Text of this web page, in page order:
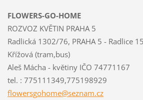
FLOWERS-GO-HOME
ROZVOZ KVĚTIN PRAHA 5
Radlická 1302/76, PRAHA 5 - Radlice
Křížová (tram,bus)
Aleš Mácha - květiny IČO 74771167
tel. : 775111349,775198929
flowersgohome@seznam.cz